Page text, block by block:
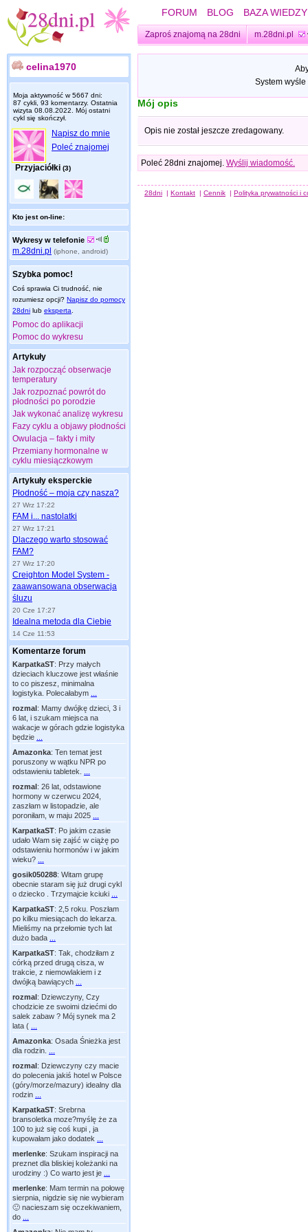
FORUM BLOG BAZA WIEDZY
Zaproś znajomą na 28dni m.28dni.pl
celina1970
Moja aktywność w 5667 dni:
87 cykli, 93 komentarzy. Ostatnia
wizyta 08.08.2022 . Mój ostatni
cykl się skończył.
Napisz do mnie
Poleć znajomej
Przyjaciółki (3)
Kto jest on-line:
Wykresy w telefonie
m.28dni.pl (iphone, android)
Szybka pomoc!
Coś sprawia Ci trudność, nie
rozumiesz opcji? Napisz do pomocy
28dni lub eksperta
Pomoc do aplikacji
Pomoc do wykresu
Artykuły
Jak rozpocząć obserwacje
temperatury
Jak rozpoznać powrót do
płodności po porodzie
Jak wykonać analizę wykresu
Fazy cyklu a objawy płodności
Owulacja – fakty i mity
Przemiany hormonalne w
cyklu miesiączkowym
Artykuły eksperckie
Płodność – moja czy nasza?
27 Wrz 17:22
FAM i... nastolatki
27 Wrz 17:21
Dlaczego warto stosować
FAM?
27 Wrz 17:20
Creighton Model System -
zaawansowana obserwacja
śluzu
20 Cze 17:27
Idealna metoda dla Ciebie
14 Cze 11:53
Komentarze forum
KarpatkaST: Przy małych
dzieciach kluczowe jest właśnie
to co piszesz, minimalna
logistyka. Polecałabym
rozmal: Mamy dwójkę dzieci, 3 i
6 lat, i szukam miejsca na
wakacje w górach gdzie logistyka
będzie
Amazonka: Ten temat jest
poruszony w wątku NPR po
odstawieniu tabletek.
rozmal: 26 lat, odstawione
hormony w czerwcu 2024,
zaszłam w listopadzie, ale
poroniłam, w maju 2025
KarpatkaST: Po jakim czasie
udało Wam się zajść w ciążę po
odstawieniu hormonów i w jakim
wieku?
gosik050288: Witam grupę
obecnie staram się już drugi cykl
o dziecko . Trzymajcie kciuki
KarpatkaST: 2,5 roku. Poszłam
po kilku miesiącach do lekarza.
Mieliśmy na przełomie tych lat
dużo bada
KarpatkaST: Tak, chodziłam z
córką przed drugą cisza, w
trakcie, z niemowlakiem i z
dwójką bawiących
rozmal: Dziewczyny, Czy
chodzicie ze swoimi dziećmi do
salek zabaw ? Mój synek ma 2
lata (
Amazonka: Osada Śnieżka jest
dla rodzin.
rozmal: Dziewczyny czy macie
do polecenia jakiś hotel w Polsce
(góry/morze/mazury) idealny dla
rodzin
KarpatkaST: Srebrna
bransoletka moze?myślę że za
100 to już się coś kupi , ja
kupowałam jako dodatek
merlenke: Szukam inspiracji na
preznet dla bliskiej koleżanki na
urodziny :) Co warto jest je
merlenke: Mam termin na połowę
sierpnia, nigdzie się nie wybieram
🙂 nacieszam się oczekiwaniem,
do
System
Mój opis
Opis nie został jeszcze zredagowany.
Poleć 28dni znajomej. Wyślij wiadomość.
28dni | Kontakt | Cennik | Polityka prywatności i